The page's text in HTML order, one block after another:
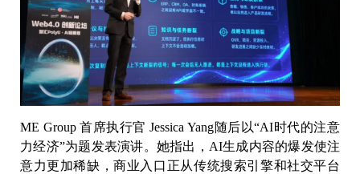
ME Group 首席执行官 Jessica Yang随后以“AI时代的注意
力经济”为题发表演讲。她指出，AI生成内容的爆发使注
意力更加稀缺，商业入口正从传统搜索引擎和社交平台